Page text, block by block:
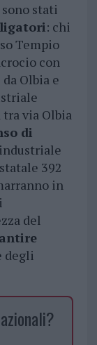
stati
: chi
Tempio
con
Olbia e
via Olbia
di
392
in
del
degli